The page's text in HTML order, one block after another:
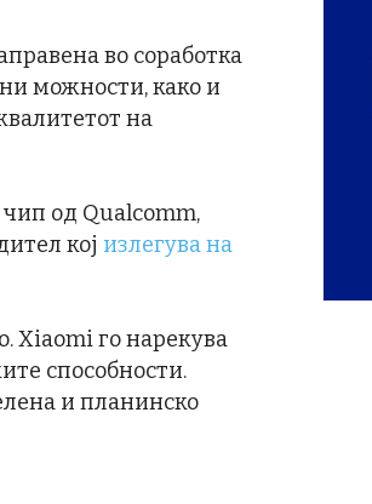
во соработка
можности, како и
на
чип од Qualcomm,
кој излегува на
Xiaomi го нарекува
способности.
и планинско